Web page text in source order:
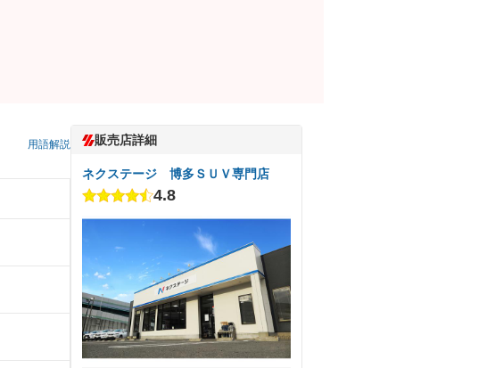
用語解説 販売店詳細
ネクステージ 博多ＳＵＶ専門店
4.8